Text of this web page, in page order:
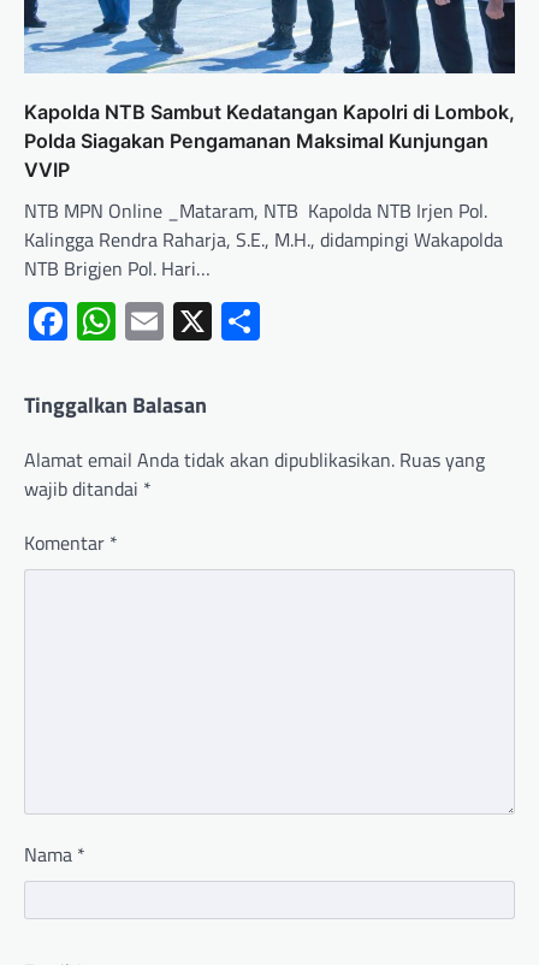
Kapolda NTB Sambut Kedatangan Kapolri di Lombok,
Polda Siagakan Pengamanan Maksimal Kunjungan
VVIP
NTB MPN Online _Mataram, NTB Kapolda NTB Irjen Pol.
Kalingga Rendra Raharja, S.E., M.H., didampingi Wakapolda
NTB Brigjen Pol. Hari…
Facebook
WhatsApp
Email
X
Tinggalkan Balasan
Alamat email Anda tidak akan dipublikasikan. Ruas yang
wajib ditandai *
Komentar *
Nama *